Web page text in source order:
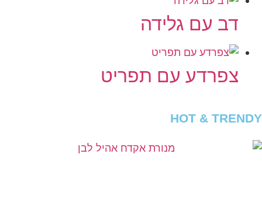
דב עם גלידה
צפרדע עם תפריט
HOT & TRENDY